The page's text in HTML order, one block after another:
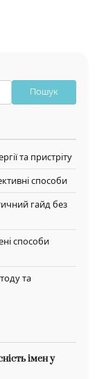
Пошук
та пристріту
способи
гайд без
способи
та
імен у